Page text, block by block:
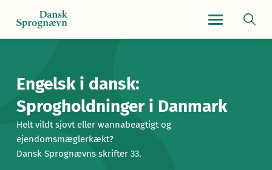
Engelsk i dansk:
Sprogholdninger i Danmark
Helt vildt sjovt eller wannabeagtigt og
ejendomsmæglerkækt?
Dansk Sprognævns skrifter 33.